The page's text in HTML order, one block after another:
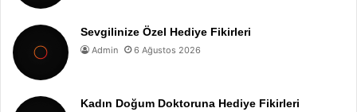
Sevgilinize Özel Hediye Fikirleri
Admin 6 Ağustos 2026
Kadın Doğum Doktoruna Hediye Fikirleri